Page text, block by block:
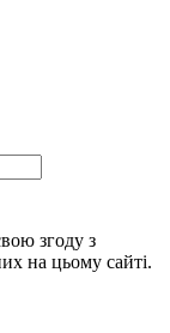
згоду з
на цьому сайті.